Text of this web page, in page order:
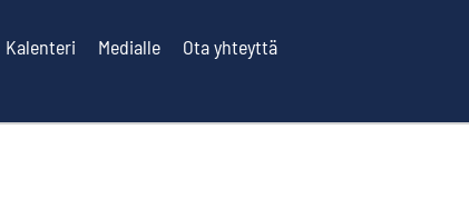
Kalenteri Medialle Ota yhteyttä